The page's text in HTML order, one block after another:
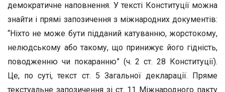
демократичне наповнення. У тексті Конституції можна
знайти і прямі запозичення з міжнародних документів:
“Ніхто не може бути підданий катуванню, жорстокому,
нелюдському або такому, що принижує його гідність,
поводженню чи покаранню” (ч. 2 ст. 28 Конституції).
Це, по суті, текст ст. 5 Загальної декларації. Пряме
текстуальне запозичення зі ст. 11 Міжнародного пакту